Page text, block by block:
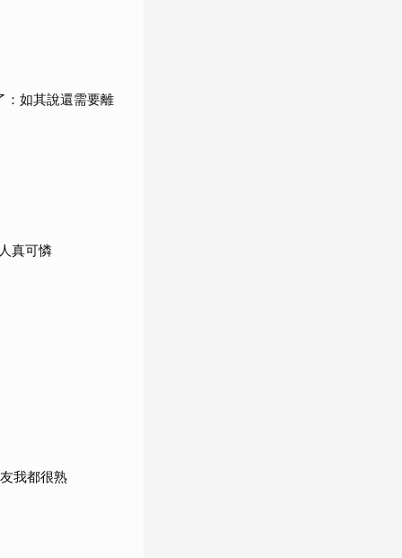
如其說還需要離
真可憐
我都很熟